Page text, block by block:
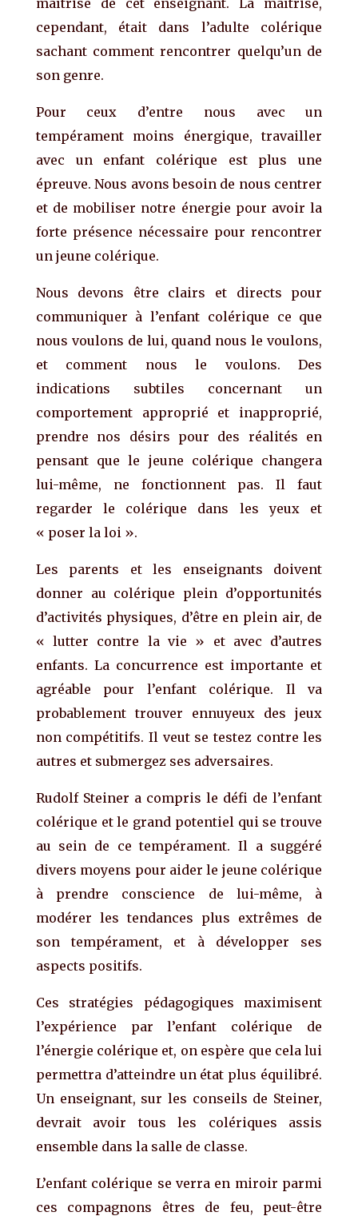
cependant, était dans l’adulte colérique
sachantcomment rencontrer quelqu’un de
son genre.
Pour ceux d’entre nous avec un
tempérament moins énergique,travailler
avec un enfant colérique est plus une
épreuve. Nous avons besoin de nous centrer
et de mobiliser notre énergie pour avoir la
forte présence nécessaire pourrencontrer
un jeune colérique.
Nous devons être clairs et directs pour
communiquer à l’enfant colérique ce que
nous voulons de lui, quand nous le voulons,
et comment nous le voulons. Des
indications subtiles concernant un
comportement approprié et inapproprié,
prendre nos désirs pour des réalités en
pensant que le jeune colérique changera
lui-même, ne fonctionnent pas. Il faut
regarder le colérique dans les yeux et
« poser la loi ».
Les parents et les enseignants doivent
donner au colérique plein d’opportunités
d’activités physiques, d’être en plein air, de
« lutter contre la vie » et avec d’autres
enfants. La concurrence est importante et
agréable pour l’enfant colérique. Il va
probablement trouver ennuyeux des jeux
non compétitifs. Il veut se testez contre les
autres et submergez ses adversaires.
Rudolf Steiner a compris le défi de l’enfant
colérique et le grand potentiel qui se trouve
au sein de ce tempérament. Il a suggéré
divers moyens pour aider le jeune colérique
à prendre conscience de lui-même, à
modérer les tendances plus extrêmes de
son tempérament, et à développer ses
aspects positifs.
Ces stratégies pédagogiques maximisent
l’expérience par l’enfant colérique de
l’énergie colérique et, on espère que cela lui
permettra d’atteindre un état plus équilibré.
Un enseignant, sur les conseils de Steiner,
devrait avoir tous les colériques assis
ensemble dans la salle de classe.
L’enfant colérique se verra en miroir parmi
ces compagnons êtres de feu, peut-être